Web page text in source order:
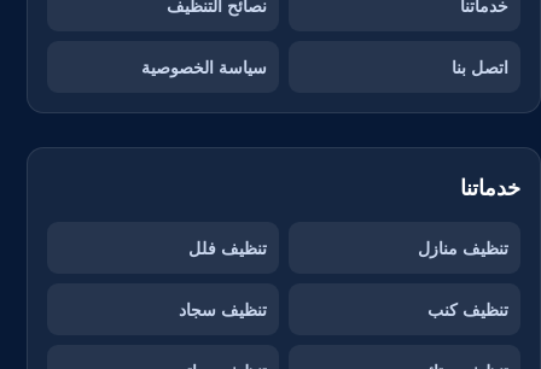
خدماتنا نصائح التنظيف
اتصل بنا سياسة الخصوصية
خدماتنا
تنظيف منازل تنظيف فلل
تنظيف كنب تنظيف سجاد